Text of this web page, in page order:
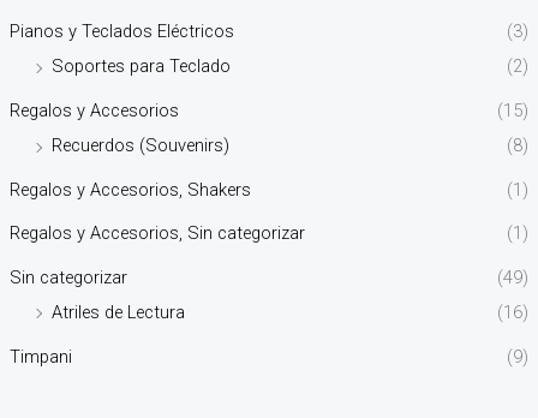
Pianos y Teclados Eléctricos
(3)
Soportes para Teclado
(2)
Regalos y Accesorios
(15)
Recuerdos (Souvenirs)
(8)
Regalos y Accesorios, Shakers (1)
Regalos y Accesorios, Sin categorizar (1)
Sin categorizar
(49)
Atriles de Lectura
(16)
Timpani (9)